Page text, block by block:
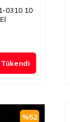
0310 10
Tükendi
%52